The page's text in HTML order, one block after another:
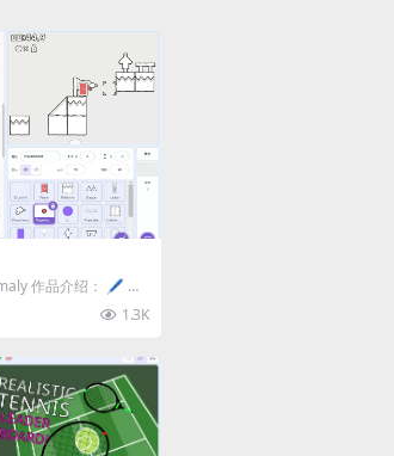
作品介绍： 🖊️ 欢
险》！ 🏃‍...
1.3K